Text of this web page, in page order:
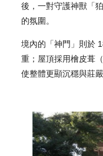
後，一對守護神獸「
的氛圍。
境內的「神門」則於
重；屋頂採用檜皮葺
使整體更顯沉穩與莊嚴